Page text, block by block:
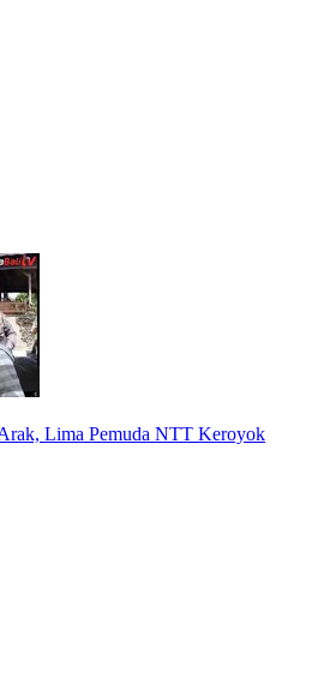
Lima Pemuda NTT Keroyok